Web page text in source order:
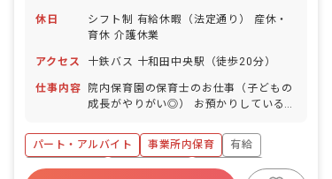
休日
シフト制 有給休暇（法定通り） 産休・
育休 介護休業
アクセス 十鉄バス 十和田中央駅（徒歩20分）
仕事内容
院内保育園の保育士のお仕事（子どもの
成長がやりがい◎） お預かりしている子
食事・睡眠・排泄・清潔・衣類の着脱等
・集団生活を通じた社会性の装着 ・行事
の計画・実行、お知らせの作成
パート・アルバイト 事業所内保育
有給
福利厚生充実
産休育休制度
未経験歓迎